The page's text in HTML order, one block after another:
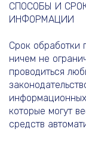
СПОСОБЫ И
ИНФОРМАЦИИ
Срок обработки
ничем не
проводиться
которые могут
средств